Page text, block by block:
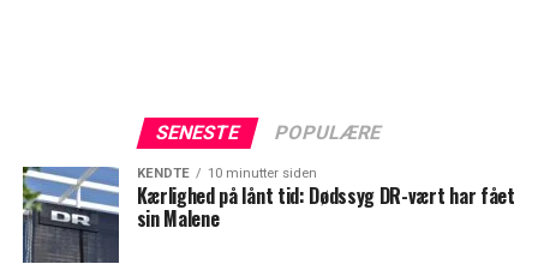
SENESTE POPULÆRE
KENDTE 10 minutter siden
Kærlighed på lånt tid: Dødssyg DR-vært har fået
sin Malene